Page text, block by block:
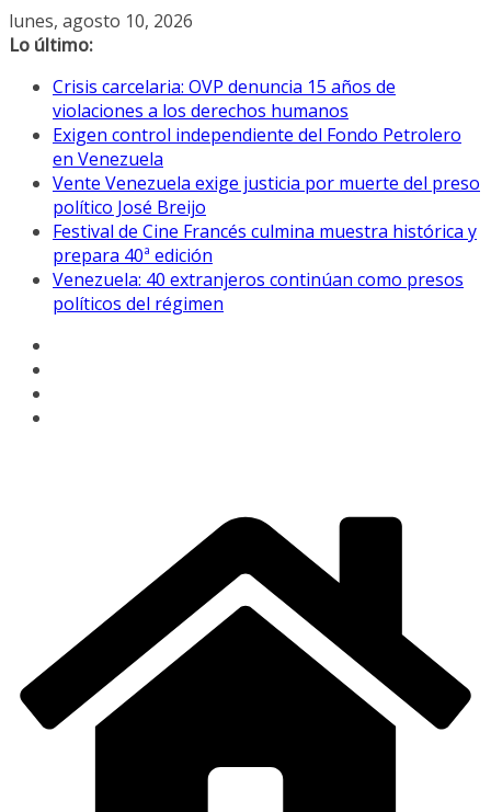
Saltar
al
lunes, agosto 10, 2026
Lo último:
Crisis carcelaria: OVP denuncia 15 años de
violaciones a los derechos humanos
Exigen control independiente del Fondo Petrolero
en Venezuela
Vente Venezuela exige justicia por muerte del preso
político José Breijo
Festival de Cine Francés culmina muestra histórica y
prepara 40ª edición
Venezuela: 40 extranjeros continúan como presos
políticos del régimen